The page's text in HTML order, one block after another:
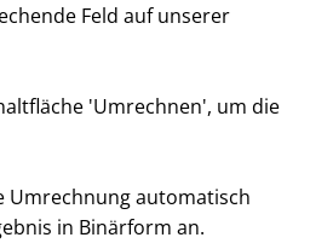
Feld auf unserer
'Umrechnen', um die
Umrechnung automatisch
in Binärform an.